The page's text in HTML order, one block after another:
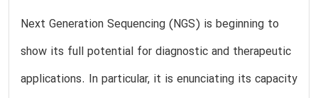
Next Generation Sequencing (NGS) is beginning to
show its full potential for diagnostic and therapeutic
applications. In particular, it is enunciating its capacity